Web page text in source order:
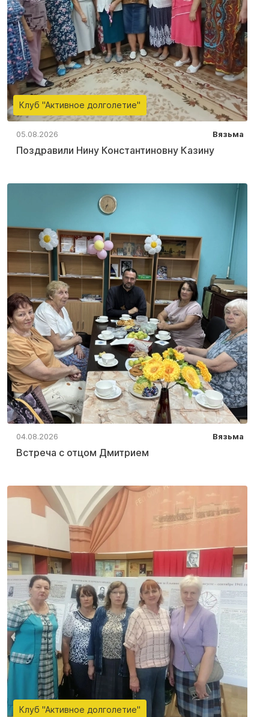
Клуб "Активное долголетие"
05.08.2026 Вязьма
Поздравили Нину Константиновну Казину
04.08.2026 Вязьма
Встреча с отцом Дмитрием
Клуб "Активное долголетие"